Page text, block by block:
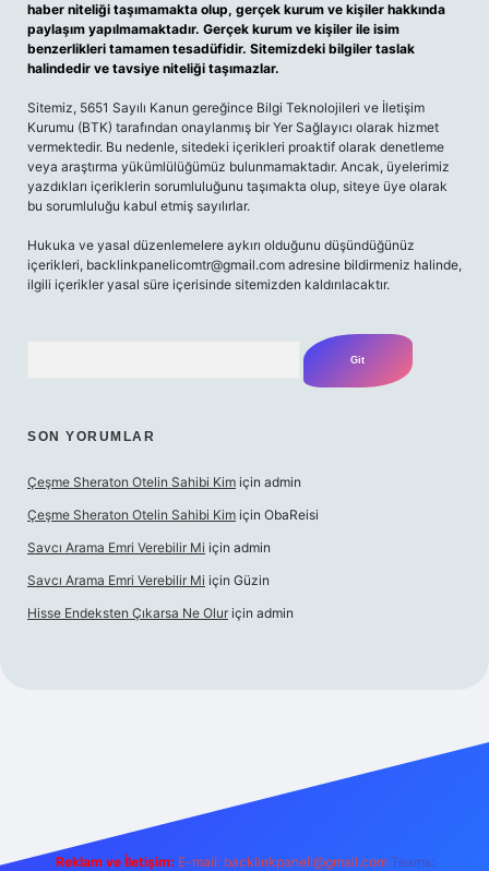
haber niteliği taşımamakta olup, gerçek kurum ve kişiler hakkında
paylaşım yapılmamaktadır. Gerçek kurum ve kişiler ile isim
benzerlikleri tamamen tesadüfidir. Sitemizdeki bilgiler taslak
halindedir ve tavsiye niteliği taşımazlar.
Sitemiz, 5651 Sayılı Kanun gereğince Bilgi Teknolojileri ve İletişim
Kurumu (BTK) tarafından onaylanmış bir Yer Sağlayıcı olarak hizmet
vermektedir. Bu nedenle, sitedeki içerikleri proaktif olarak denetleme
veya araştırma yükümlülüğümüz bulunmamaktadır. Ancak, üyelerimiz
yazdıkları içeriklerin sorumluluğunu taşımakta olup, siteye üye olarak
bu sorumluluğu kabul etmiş sayılırlar.
Hukuka ve yasal düzenlemelere aykırı olduğunu düşündüğünüz
içerikleri, backlinkpanelicomtr@gmail.com adresine bildirmeniz halinde,
ilgili içerikler yasal süre içerisinde sitemizden kaldırılacaktır.
SON YORUMLAR
Çeşme Sheraton Otelin Sahibi Kim için admin
Çeşme Sheraton Otelin Sahibi Kim için ObaReisi
Savcı Arama Emri Verebilir Mi için admin
Savcı Arama Emri Verebilir Mi için Güzin
Hisse Endeksten Çıkarsa Ne Olur için admin
Reklam ve İletişim: E-mail: backlinkpaneli@gmail.com Teams: